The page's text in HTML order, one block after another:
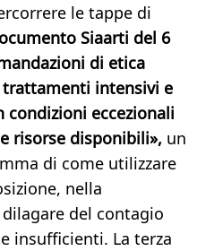
le tappe di
Siaarti del 6
di etica
trattamenti intensivi e
condizioni eccezionali
risorse disponibili», un
di come utilizzare
nella
del contagio
insufficienti. La terza